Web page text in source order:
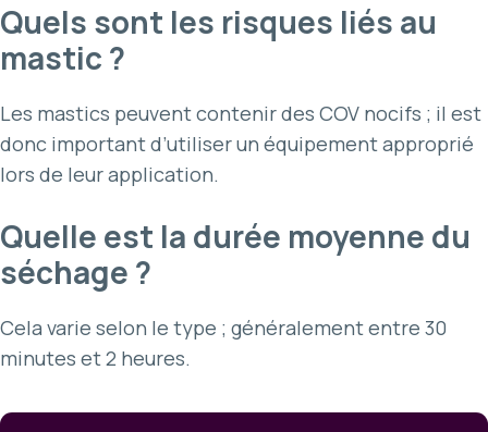
Quels sont les risques liés au
mastic ?
Les mastics peuvent contenir des COV nocifs ; il est
donc important d’utiliser un équipement approprié
lors de leur application.
Quelle est la durée moyenne du
séchage ?
Cela varie selon le type ; généralement entre 30
minutes et 2 heures.